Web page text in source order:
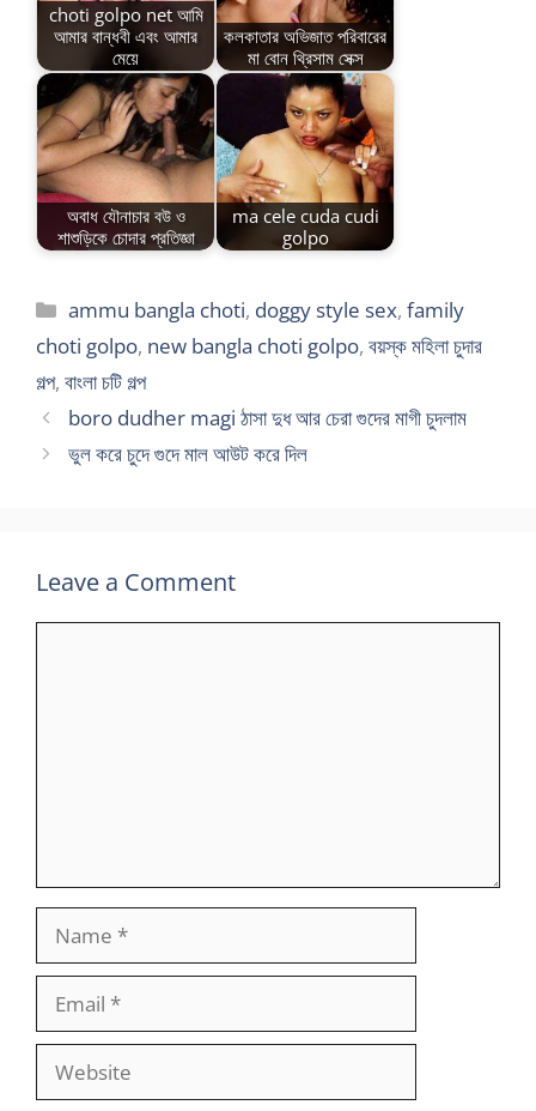
choti golpo net আমি
আমার বান্ধবী এবং আমার
মেয়ে
কলকাতার অভিজাত পরিবারের
মা বোন থ্রিসাম সেক্স
অবাধ যৌনাচার বউ ও
শাশুড়িকে চোদার প্রতিজ্ঞা
ma cele cuda cudi
golpo
Categories
ammu bangla choti, doggy style sex,family
choti golpo, new bangla choti golpo, বয়স্ক মহিলা চুদার
গল্প, বাংলা চটি গল্প
boro dudher magi ঠাসা দুধ আর চেরা গুদের মাগী চুদলাম
ভুল করে চুদে গুদে মাল আউট করে দিল
Leave a Comment